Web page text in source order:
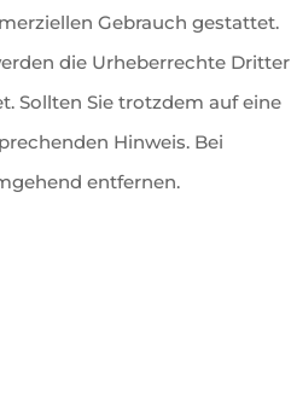
Gebrauch gestattet.
die Urheberrechte Dritter
Sollten Sie trotzdem auf eine
Hinweis. Bei
entfernen.